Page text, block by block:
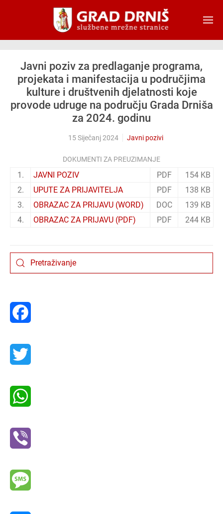
Skip to main content
Javni poziv za predlaganje programa,
projekata i manifestacija u područjima
kulture i društvenih djelatnosti koje
provode udruge na području Grada Drniša
za 2024. godinu
15 Siječanj 2024 Javni pozivi
DOKUMENTI ZA PREUZIMANJE
1. JAVNI POZIV PDF
154 KB
2.
UPUTE ZA PRIJAVITELJA PDF
138 KB
3.
OBRAZAC ZA PRIJAVU (WORD) DOC
139 KB
4.
OBRAZAC ZA PRIJAVU (PDF) PDF 244 KB